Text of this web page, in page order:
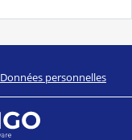
Données personnelles